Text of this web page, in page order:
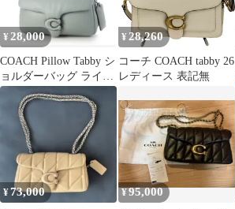
¥ 28,000
COACH Pillow Tabby シ
ョルダーバッグ ライト
ブルー
¥ 28,260
コーチ COACH tabby 26
レディース 表記無
¥73,000 ¥95,000